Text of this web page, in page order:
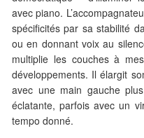
avec piano.
spécificités par sa stabilité
ou en donnant voix au
multiplie les couches à
développements. Il élargit
avec une main gauche
éclatante, parfois avec un
tempo donné.